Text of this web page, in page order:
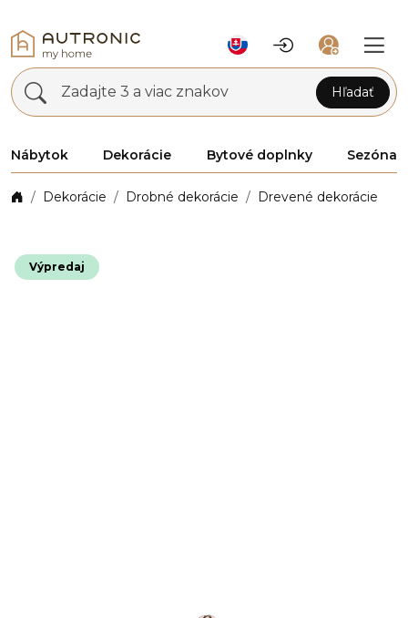
Zadajte 3 a viac znakov Hľadať
Nábytok Dekorácie Bytové doplnky Sezóna
Dekorácie Drobné dekorácie Drevené dekorácie
Výpredaj